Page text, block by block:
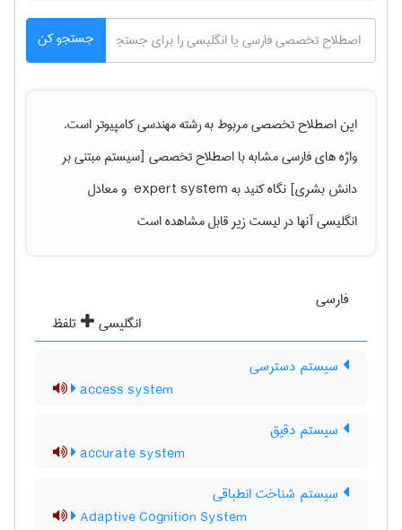
جستجو کن
این اصطلاح تخصصی مربوط به رشتهمهندسی كامپيوتراست.
واژه های فارسی مشابه با اصطلاح تخصصی [سیستم مبتنی بر
دانش بشری] نگاه کنید به ‎ expert system
و معادل
انگلیسی آنها در لیست زیر قابل مشاهده است
فارسی
انگلیسی
تلفظ
سیستم دسترسی
access system
سیستم دقیق
accurate system
سیستم شناخت انطباقی
Adaptive Cognition System